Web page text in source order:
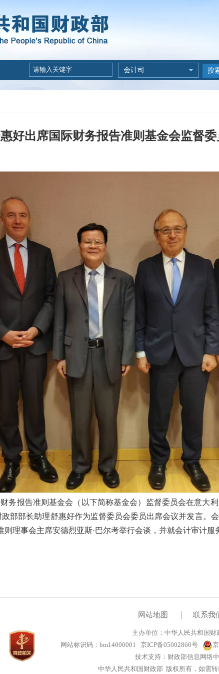
会计司 搜
好出席国际财务报告准则基金会监督
务报告准则基金会（以下简称基金会）监督委员会在意大
政部部长助理舒惠好作为监督委员会委员出席会议并发言。会
则理事会主席安德烈亚斯·巴尔考举行会谈， 并就会计审计服
网站地图 联系我
主办单位：中华人民共和国财
网站标识码：bm14000001
京ICP备05002860号
技术支持：财政部信息网络
中华人民共和国财政部 版权所有，如需